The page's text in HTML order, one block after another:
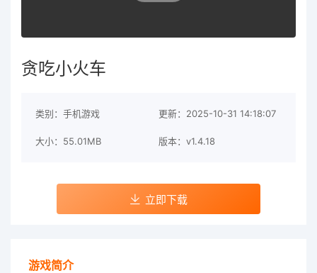
贪吃小火车
类别：手机游戏 更新：2025-10-31 14:18:07
大小：55.01MB 版本：v1.4.18
立即下载
游戏简介